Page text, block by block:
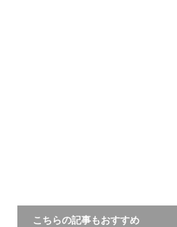
こちらの記事もおすすめ